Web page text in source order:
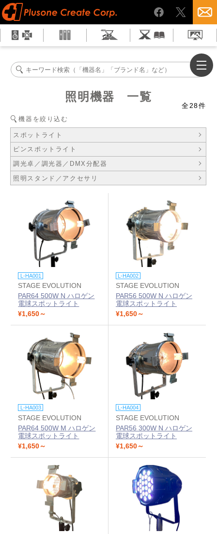
照明機器 一覧
全28件
機器を絞り込む
スポットライト
ピンスポットライト
調光卓／調光器／DMX分配器
照明スタンド／アクセサリ
L-HA001
STAGE EVOLUTION
PAR64 500W N ハロゲン
電球スポットライト
¥1,650～
L-HA002
STAGE EVOLUTION
PAR56 500W N ハロゲン
電球スポットライト
¥1,650～
L-HA003
STAGE EVOLUTION
PAR64 500W M ハロゲン
電球スポットライト
¥1,650～
L-HA004
STAGE EVOLUTION
PAR56 300W N ハロゲン
電球スポットライト
¥1,650～